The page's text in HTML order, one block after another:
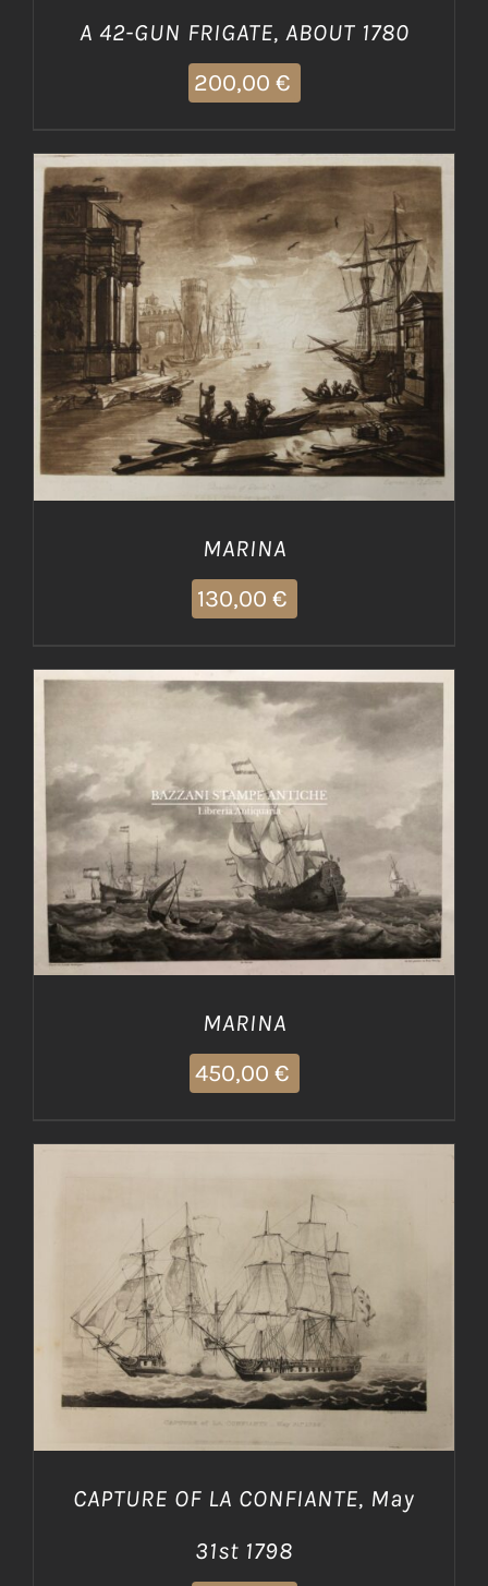
A 42-GUN FRIGATE, ABOUT 1780
200,00 €
AGGIUNGI AL CARRELLO DETTAGLI
MARINA
130,00 €
AGGIUNGI AL CARRELLO / DETTAGLI
MARINA
450,00 €
AGGIUNGI AL CARRELLO / DETTAGLI
CAPTURE OF LA CONFIANTE, May
31st 1798